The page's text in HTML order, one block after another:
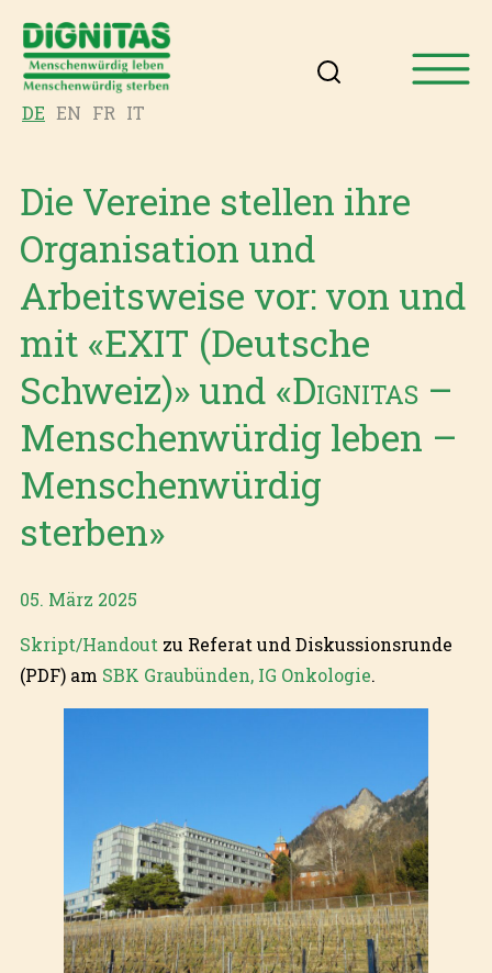
DE EN FR IT
Die Vereine stellen ihre
Organisation und
Arbeitsweise vor: von und
mit «EXIT (Deutsche
Schweiz)» und «Dignitas–
Menschenwürdig leben –
Menschenwürdig
sterben»
05. März 2025
Skript/Handout zu Referat und Diskussionsrunde
(PDF) am SBK Graubünden, IG Onkologie.